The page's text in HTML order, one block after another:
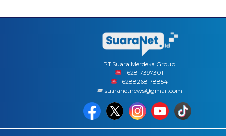
PT Suara Merdeka Group
‪+62817397301
+6288268178854
suaranetnews@gmail.com